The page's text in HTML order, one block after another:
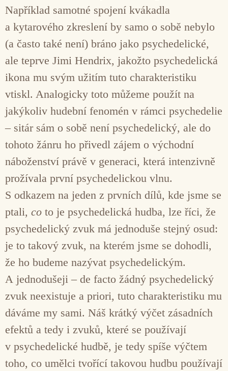
Například samotné spojení kvákadla
a kytarového zkreslení by samo o sobě nebylo
(a často také není) bráno jako psychedelické,
ale teprve Jimi Hendrix, jakožto psychedelická
ikona mu svým užitím tuto charakteristiku
vtiskl. Analogicky toto můžeme použít na
jakýkoliv hudební fenomén v rámci psychedelie
– sitár sám o sobě není psychedelický, ale do
tohoto žánru ho přivedl zájem o východní
náboženství právě v generaci, která intenzivně
prožívala první psychedelickou vlnu.
S odkazem na jeden z prvních dílů, kde jsme se
ptali, co to je psychedelická hudba, lze říci, že
psychedelický zvuk má jednoduše stejný osud:
je to takový zvuk, na kterém jsme se dohodli,
že ho budeme nazývat psychedelickým.
A jednodušeji – de facto žádný psychedelický
zvuk neexistuje a priori, tuto charakteristiku mu
dáváme my sami. Náš krátký výčet zásadních
efektů a tedy i zvuků, které se používají
v psychedelické hudbě, je tedy spíše výčtem
toho, co umělci tvořící takovou hudbu používají